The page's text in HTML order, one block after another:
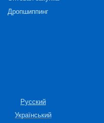
Дропшиппинг
Русский
Український